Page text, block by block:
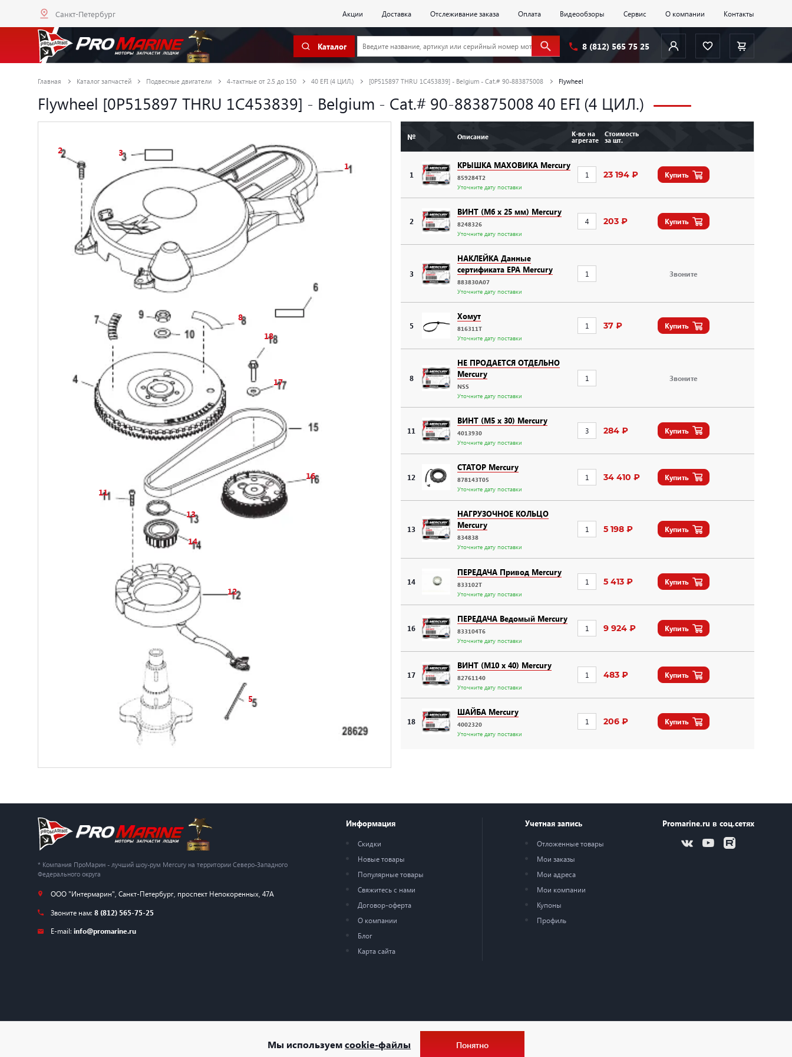
Санкт-Петербург Акции Доставка Отслеживание заказа Оплата Видеообзоры Сервис О компании Контакты
Каталог 8 (812) 565 75 25
Главная Каталог запчастей Подвесные двигатели 4-тактные от 2.5 до 150 40 EFI (4 ЦИЛ.) [0P515897 THRU 1C453839] - Belgium - Cat.# 90-883875008 Flywheel
Flywheel [0P515897 THRU 1C453839] - Belgium - Cat.# 90-883875008 40 EFI (4 ЦИЛ.)
1
2 3
5
8
11
12
13
14
16
17
18
№ Описание К-во на
агрегате
Стоимость
за шт.
1
КРЫШКА МАХОВИКА Mercury
859284T2
Уточните дату поставки
23 194 ₽ Купить
2
ВИНТ (M6 x 25 мм) Mercury
8248326
Уточните дату поставки
203 ₽ Купить
3
НАКЛЕЙКА Данные
сертификата EPA Mercury
883830A07
Уточните дату поставки
Звоните
5
Хомут
816311T
Уточните дату поставки
37 ₽ Купить
8
НЕ ПРОДАЕТСЯ ОТДЕЛЬНО
Mercury
NSS
Уточните дату поставки
Звоните
11
ВИНТ (M5 x 30) Mercury
4013930
Уточните дату поставки
284 ₽ Купить
12
СТАТОР Mercury
878143T05
Уточните дату поставки
34 410 ₽ Купить
13
НАГРУЗОЧНОЕ КОЛЬЦО
Mercury
834838
Уточните дату поставки
5 198 ₽ Купить
14
ПЕРЕДАЧА Привод Mercury
833102T
Уточните дату поставки
5 413 ₽ Купить
16
ПЕРЕДАЧА Ведомый Mercury
833104T6
Уточните дату поставки
9 924 ₽ Купить
17
ВИНТ (M10 x 40) Mercury
82761140
Уточните дату поставки
483 ₽ Купить
18
ШАЙБА Mercury
4002320
Уточните дату поставки
206 ₽ Купить
Мы используемcookie-файлы Понятно
* Компания ПроМарин - лучший шоу-рум Mercury на территории Северо-Западного
Федерального округа
ООО "Интермарин" Санкт-Петербург, проспект Непокоренных, 47А
Звоните нам: 8 (812) 565-75-25
E-mail: info@promarine.ru
Информация
Скидки
Новые товары
Популярные товары
Свяжитесь с нами
Договор-оферта
О компании
Блог
Карта сайта
Учетная запись
Отложенные товары
Мои заказы
Мои адреса
Мои компании
Купоны
Профиль
Promarine.ru в соц.сетях